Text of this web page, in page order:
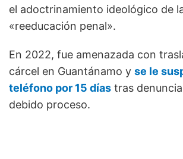
el adoctrinamiento ideológico de
«reeducación penal».
En 2022, fue amenazada con
cárcel en Guantánamo y se le
teléfono por 15 días tras
debido proceso.